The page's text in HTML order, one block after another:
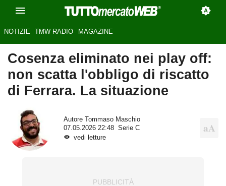
NOTIZIE TMW RADIO MAGAZINE
Cosenza eliminato nei play off:
non scatta l'obbligo di riscatto
di Ferrara. La situazione
Autore
Tommaso Maschio
07.05.2026 22:48
Serie C
vedi letture